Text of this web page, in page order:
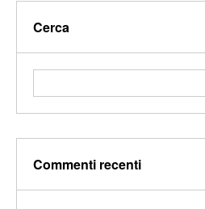
Cerca
Commenti recenti